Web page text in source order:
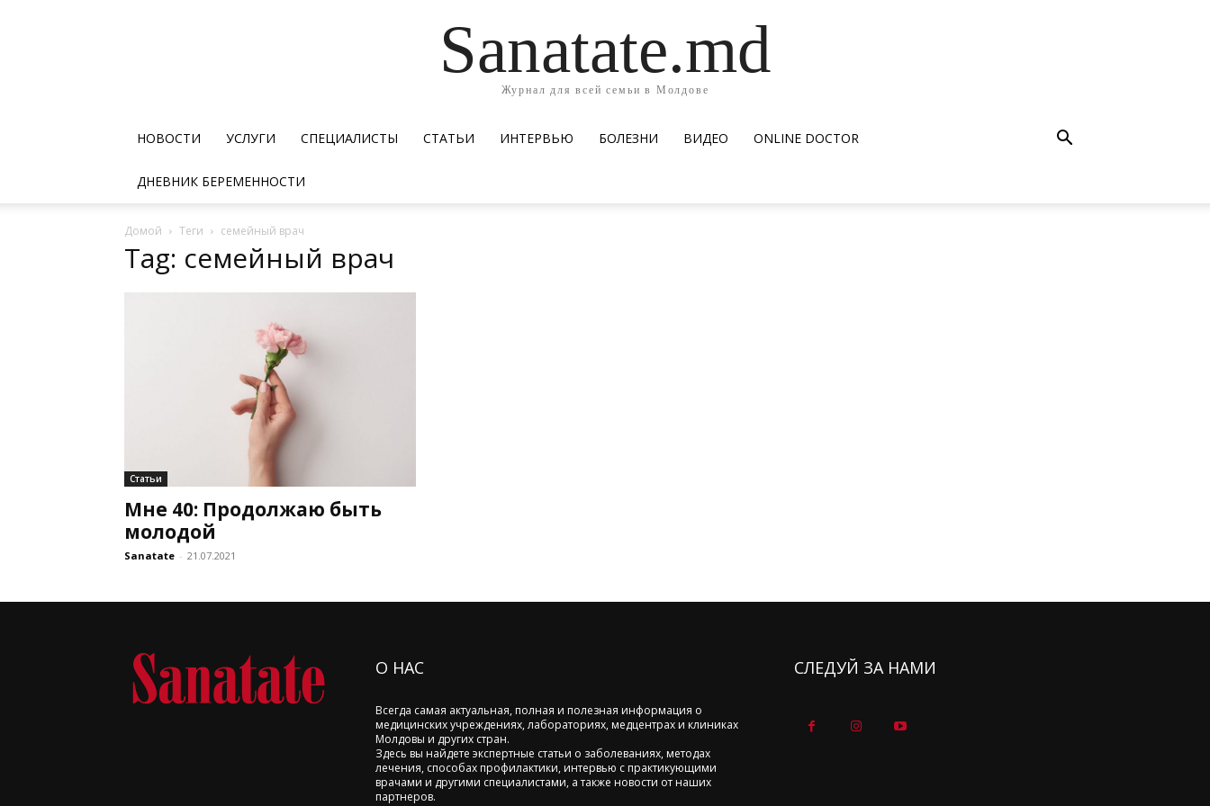
Sanatate.md
Журнал для всей семьи в Молдове
НОВОСТИ УСЛУГИ СПЕЦИАЛИСТЫ СТАТЬИ ИНТЕРВЬЮ БОЛЕЗНИ ВИДЕО ОNLINE DOCTOR
ДНЕВНИК БЕРЕМЕННОСТИ
Домой Теги семейный врач
Tag: семейный врач
Статьи
Мне 40: Продолжаю быть
молодой
Sanatate - 21.07.2021
О НАС
Всегда самая актуальная, полная и полезная информация о
медицинских учреждениях, лабораториях, медцентрах и клиниках
Молдовы и других стран.
Здесь вы найдете экспертные статьи о заболеваниях, методах
лечения, способах профилактики, интервью с практикующими
врачами и другими специалистами, а также новости от наших
партнеров.
СЛЕДУЙ ЗА НАМИ